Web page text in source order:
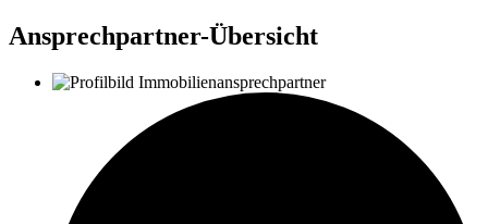
Ansprechpartner-Übersicht